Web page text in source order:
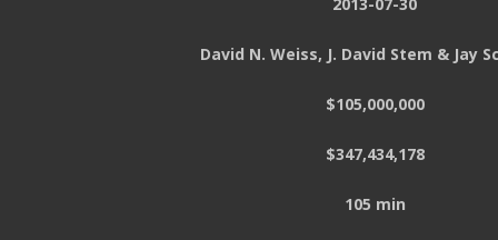
David N. Weiss, J. David Stem & Jay
$105,000,000
$347,434,178
105 min